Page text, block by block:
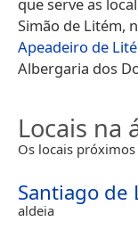
Simão de Litém,
Apeadeiro de
Albergaria dos
Locais na
Os locais
Santiago de
aldeia